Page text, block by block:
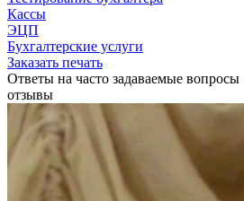
Кассы
ЭЦП
Бухгалтерские услуги
Заказать печать
Ответы на часто задаваемые вопросы
отзывы